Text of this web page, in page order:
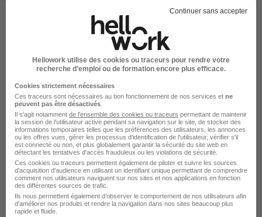
Préparateur en Pharmacie d'Officine
Intérim H/F
Medijob Super recruteur
Blois - 41 Intérim 19,36 - 24,20 € / heure 1 mois
Voir l’offre
il y a 18 jours
Continuer sans accepter
Hellowork utilise des cookies ou traceurs pour rendre votre
recherche d’emploi ou de formation encore plus efficace.
Cookies strictement nécessaires
Ces traceurs sont nécessaires au bon fonctionnement de nos services et ne
peuvent pas être désactivés
Il s'agit notamment de l'ensemble des cookies ou traceurs permettant de maintenir
la session de l'utilisateur active pendant sa navigation sur le site, de stocker des
informations temporaires telles que les préférences des utilisateurs, les annonces
ou les offres vues, gérer les processus d'identification de l'utilisateur, vérifier s'il
est connecté ou non, et plus globalement garantir la sécurité du site web en
détectant les tentatives d'accès frauduleux ou les violations de sécurité.
Ces cookies ou traceurs permettent également de piloter et suivre les sources
d'acquisition d'audience en utilisant un identifiant unique permettant de comprendre
comment nos utilisateurs naviguent sur nos sites et nos applications en fonction
des différentes sources de trafic.
Ils nous permettent également d’observer le comportement de nos utilisateurs afin
d'améliorer nos produits et rendre la navigation dans nos sites beaucoup plus
rapide et fluide.